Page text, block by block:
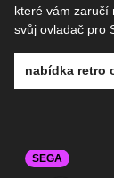
které vám zaručí
svůj ovladač pro
nabídka retro
SEGA